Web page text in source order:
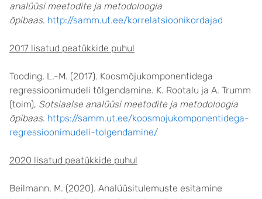
analüüsi meetodite ja metodoloogia
õpibaas. http://samm.ut.ee/korrelatsioonikordajad
2017 lisatud peatükkide puhul
Tooding, L.-M. (2017). Koosmõjukomponentidega
regressioonimudeli tõlgendamine. K. Rootalu ja A. Trumm
(toim), Sotsiaalse analüüsi meetodite ja metodoloogia
õpibaas. https://samm.ut.ee/koosmojukomponentidega-
regressioonimudeli-tolgendamine/
2020 lisatud peatükkide puhul
Beilmann, M. (2020). Analüüsitulemuste esitamine